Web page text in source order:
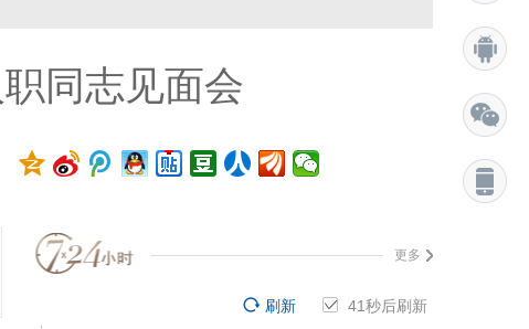
同志见面会
更多
41秒后刷新
刷新